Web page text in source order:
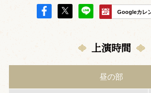
Googleカレ
上演時間
昼の部